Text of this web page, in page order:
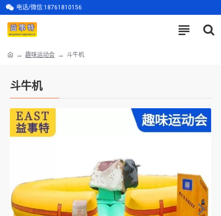
电话/微信:18761810156
趣味运动会 斗牛机
斗牛机